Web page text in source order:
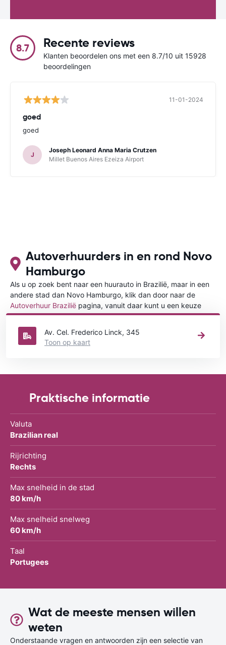
8.7 Recente reviews
Klanten beoordelen ons met een 8.7/10 uit 15928
beoordelingen
11-01-2024
goed
goed
J
Joseph Leonard Anna Maria Crutzen
Millet Buenos Aires Ezeiza Airport
Autoverhuurders in en rond Novo
Hamburgo
Als u op zoek bent naar een huurauto in Brazilië, maar in een
andere stad dan Novo Hamburgo, klik dan door naar de
Autoverhuur Brazilië pagina, vanuit daar kunt u een keuze
maken in welke stad in Brazilië u een auto huren wilt.
Av. Cel. Frederico Linck, 345
Toon op kaart
Praktische informatie
Valuta
Brazilian real
Rijrichting
Rechts
Max snelheid in de stad
80 km/h
Max snelheid snelweg
60 km/h
Taal
Portugees
Wat de meeste mensen willen
weten
Onderstaande vragen en antwoorden zijn een selectie van